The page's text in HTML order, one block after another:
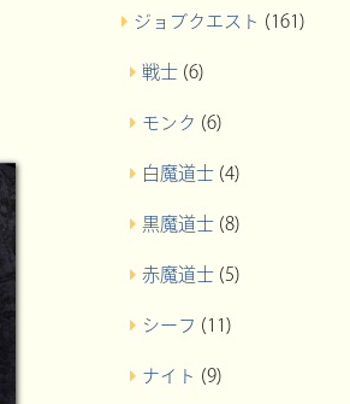
ジョブクエスト (161)
戦士 (6)
モンク (6)
白魔道士 (4)
黒魔道士 (8)
赤魔道士 (5)
シーフ (11)
ナイト (9)